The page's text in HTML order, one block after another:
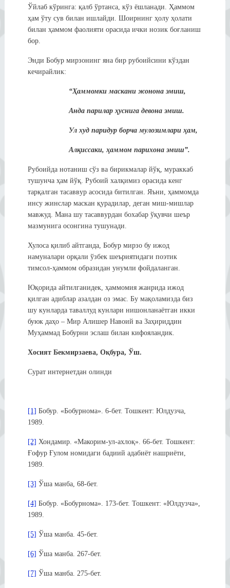
Ўйлаб кўринга: қалб ўртанса, кўз ёшланади. Ҳаммом
ҳам ўту сув билан ишлайди. Шоирнинг ҳолу ҳолати
билан ҳаммом фаолияти орасида ички нозик боғланиш
бор.
Энди Бобур мирзонинг яна бир рубоийсини кўздан
кечирайлик:
“Ҳаммомки маскани жонона эмиш,
Анда парилар ҳуснига девона эмиш.
Ул худ паридур борча мулозимлари ҳам,
Алқиссаки, ҳаммом парихона эмиш”.
Рубоийда нотаниш сўз ва бирикмалар йўқ, мураккаб
тушунча ҳам йўқ. Рубоий халқимиз орасида кенг
тарқалган тасаввур асосида битилган. Яъни, ҳаммомда
инсу жинслар маскан қурадилар, деган миш-мишлар
мавжуд. Мана шу тасаввурдан бохабар ўқувчи шеър
мазмунига осонгина тушунади.
Хулоса қилиб айтганда, Бобур мирзо бу ижод
намуналари орқали ўзбек шеъриятидаги поэтик
тимсол-ҳаммом образидан унумли фойдаланган.
Юқорида айтилганидек, ҳаммомия жанрида ижод
қилган адиблар азалдан оз эмас. Бу мақоламизда биз
шу кунларда таваллуд кунлари нишонланаётган икки
буюк даҳо – Мир Алишер Навоий ва Заҳириддин
Муҳаммад Бобурни эслаш билан кифояландик.
Хосият Бекмирзаева, Оқбура, Ўш.
Сурат интернетдан олинди
[1] Бобур. «Бобурнома». 6-бет. Тошкент: Юлдузча,
1989.
[2] Хондамир. «Макорим-ул-ахлоқ». 66-бет. Тошкент:
Ғофур Ғулом номидаги бадиий адабиёт нашриёти,
1989.
[3] Ўша манба, 68-бет.
[4] Бобур. «Бобурнома». 173-бет. Тошкент: «Юлдузча»,
1989.
[5] Ўша манба. 45-бет.
[6] Ўша манба. 267-бет.
[7] Ўша манба. 275-бет.